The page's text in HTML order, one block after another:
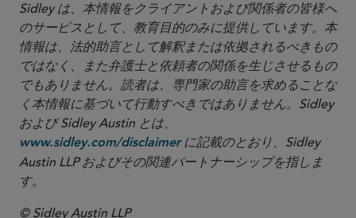
Sidley は、本情報をクライアントおよび関係者の皆様へ
のサービスとして、教育目的のみに提供しています。本
情報は、法的助言として解釈または依拠されるべきもの
ではなく、また弁護士と依頼者の関係を生じさせるもの
でもありません。読者は、専門家の助言を求めることな
く本情報に基づいて行動すべきではありません。Sidley
および Sidley Austin とは、
www.sidley.com/disclaimerに記載のとおり、Sidley
Austin LLP およびその関連パートナーシップを指しま
す。
© Sidley Austin LLP